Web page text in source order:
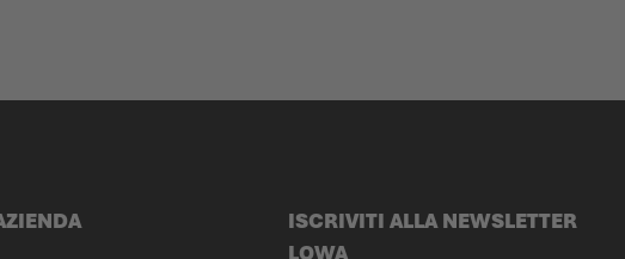
ISCRIVITI ALLA NEWSLETTER
LOWA